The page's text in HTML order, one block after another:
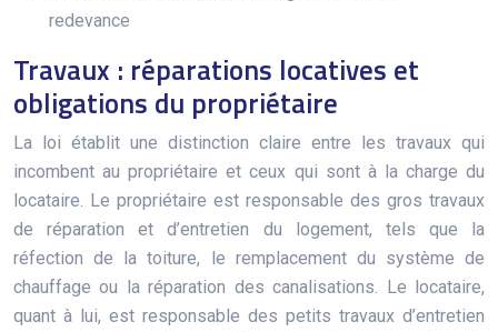
redevance
Travaux : réparations locatives et
obligations du propriétaire
La loi établit une distinction claire entre les travaux qui
incombent au propriétaire et ceux qui sont à la charge du
locataire. Le propriétaire est responsable des gros travaux
de réparation et d’entretien du logement, tels que la
réfection de la toiture, le remplacement du système de
chauffage ou la réparation des canalisations. Le locataire,
quant à lui, est responsable des petits travaux d’entretien